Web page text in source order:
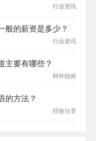
行业资讯
般的薪资是多少？
行业资讯
主要有哪些？
聘外指南
的方法？
经验分享